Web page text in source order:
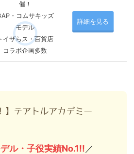
催！
・コムサキッズ
モデル
イザらス・百貨店
コラボ企画多数
詳細を見る
】テアトルアカデミー
ル・子役実績No.1!! ／